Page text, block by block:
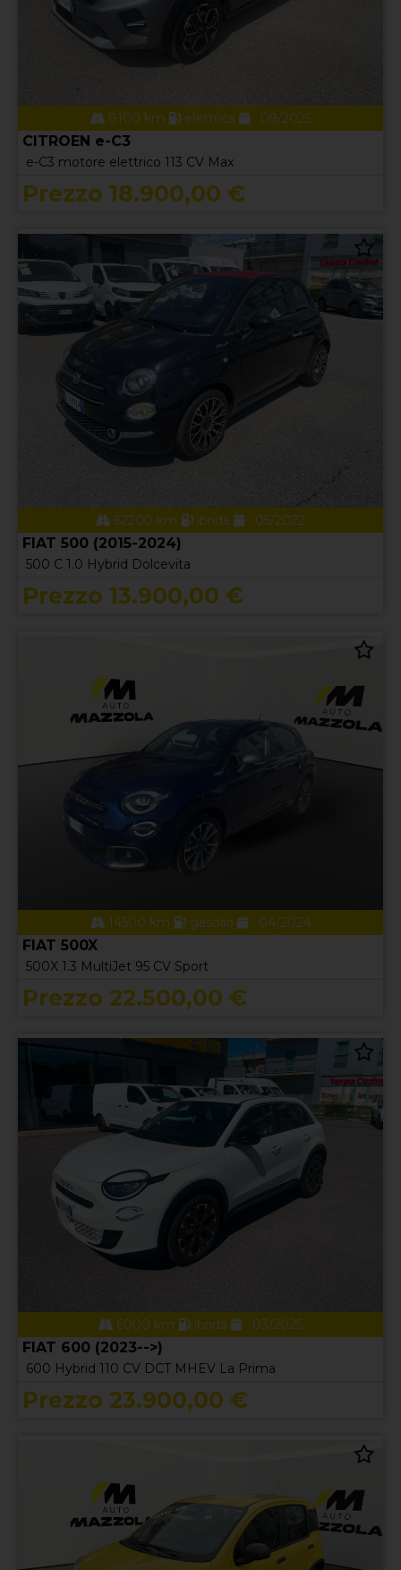
8100 km elettrica 09/2025
CITROEN e-C3
e-C3 motore elettrico 113 CV Max
Prezzo 18.900,00 €
62200 km ibrida 05/2022
FIAT 500 (2015-2024)
500 C 1.0 Hybrid Dolcevita
Prezzo 13.900,00 €
14500 km gasolio 04/2024
FIAT 500X
500X 1.3 MultiJet 95 CV Sport
Prezzo 22.500,00 €
6000 km ibrida 03/2025
FIAT 600 (2023-->)
600 Hybrid 110 CV DCT MHEV La Prima
Prezzo 23.900,00 €